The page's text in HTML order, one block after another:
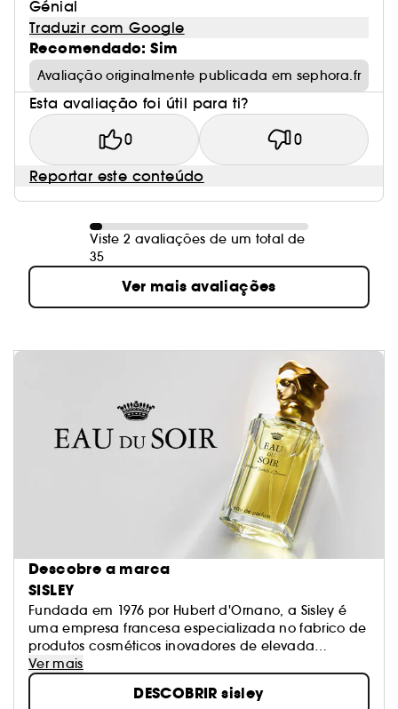
Génial
Traduzir com Google
Recomendado: Sim
Avaliação originalmente publicada em sephora.fr
Esta avaliação foi útil para ti?
0 0
Reportar este conteúdo
Viste 2 avaliações de um total de
35
Ver mais avaliações
Descobre a marca
SISLEY
Fundada em 1976 por Hubert d'Ornano, a Sisley é
uma empresa francesa especializada no fabrico de
produtos cosméticos inovadores de elevada
qualidade. O know-how da Sisley é baseado em
fitoterapia e aromaterapia, o uso de extratos
naturais de plantas e óleos essenciais em produtos
Ver mais
DESCOBRIR sisley